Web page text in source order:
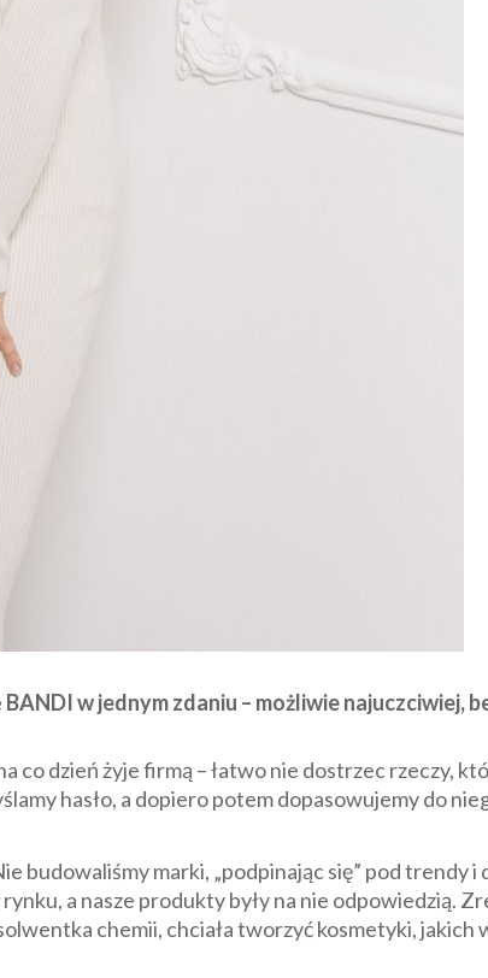
w jednym zdaniu – możliwie najuczciwiej,
co dzień żyje firmą – łatwo nie dostrzec rzeczy,
hasło, a dopiero potem dopasowujemy do
budowaliśmy marki, „podpinając się” pod trendy i
a nasze produkty były na nie odpowiedzią.
chemii, chciała tworzyć kosmetyki, jakich